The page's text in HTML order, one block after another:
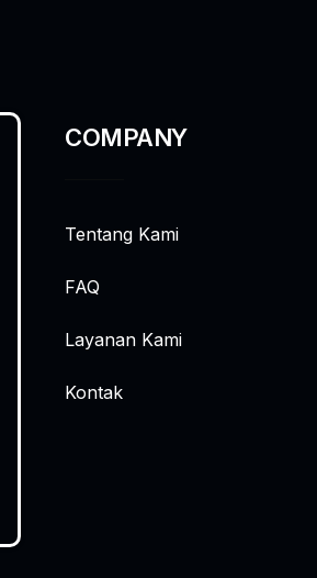
COMPANY
Tentang Kami
FAQ
Layanan Kami
Kontak